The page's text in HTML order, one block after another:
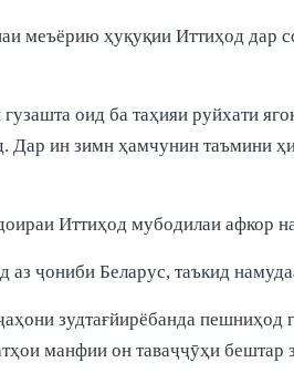
меъёрию ҳуқуқии Иттиҳод дар
оид ба таҳияи руйхати
ин зимн ҳамчунин таъмини
Иттиҳод мубодилаи афкор
аз ҷониби Беларус, таъкид
зудтағйирёбанда пешниҳод
манфии он таваҷҷӯҳи бештар